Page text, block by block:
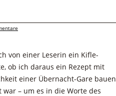
von einer Leserin ein Kifle-
ob ich daraus ein Rezept mit
einer Übernacht-Gare bauen
– um es in die Worte des